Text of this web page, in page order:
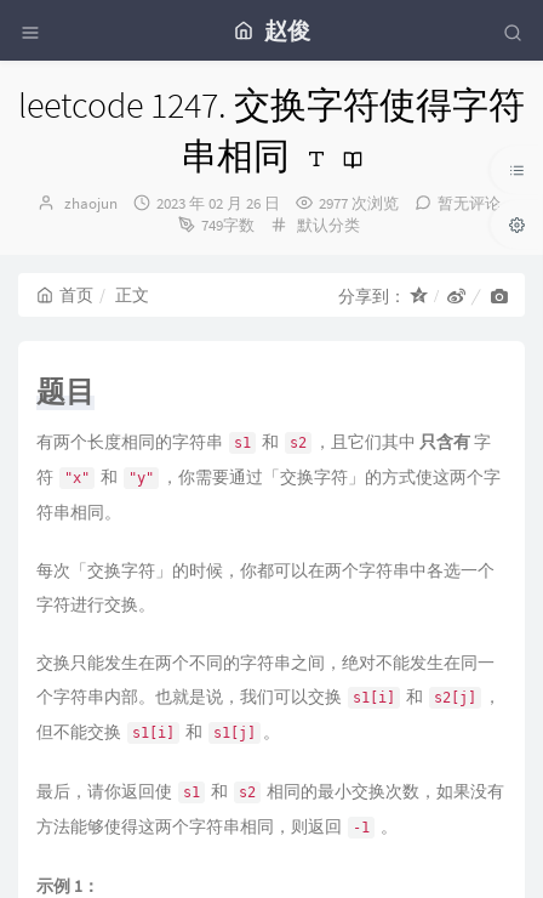
赵俊
leetcode 1247. 交换字符使得字符
串相同
博
zhaojun
发
2023 年 02 月 26 日 2977 次浏览
暂无评论
749字数
分
默认分类
首页 正文 分享到：
题目
有两个长度相同的字符串 s1 和 s2 ，且它们其中 只含有字
符
"x" 和 "y"
，你需要通过「交换字符」的方式使这两个字
符串相同。
每次「交换字符」的时候，你都可以在两个字符串中各选一个
字符进行交换。
交换只能发生在两个不同的字符串之间，绝对不能发生在同一
个字符串内部。也就是说，我们可以交换
s1[i] 和 s2[j]
，
但不能交换
s1[i] 和 s1[j] 。
最后，请你返回使 s1 和 s2
相同的最小交换次数，如果没有
方法能够使得这两个字符串相同，则返回
-1 。
示例 1：